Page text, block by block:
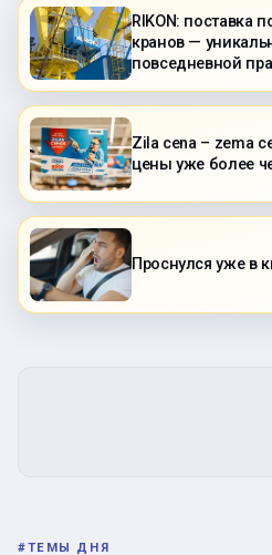
RIKON: поставка
кранов —
повседневной
Zila cena – zema
цены уже более
Проснулся уже в
#ТЕМЫ ДНЯ